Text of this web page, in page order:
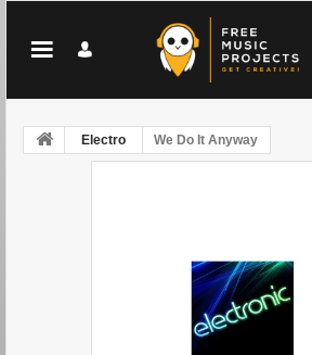
Electro We Do It Anyway